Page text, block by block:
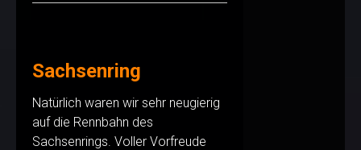
Sachsenring
Natürlich waren wir sehr neugierig
auf die Rennbahn des
Sachsenrings. Voller Vorfreude